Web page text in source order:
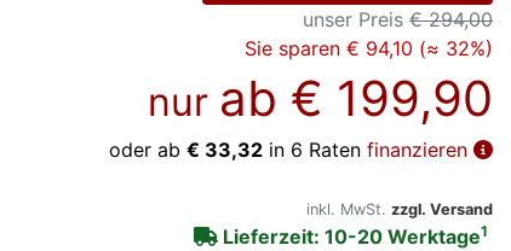
unser Preis € 294,00
Sie sparen € 94,10 (≈ 32%)
nur ab € 199,90
oder ab € 33,32 in 6 Raten finanzieren
inkl. MwSt. zzgl. Versand
Lieferzeit: 10-20 Werktage1